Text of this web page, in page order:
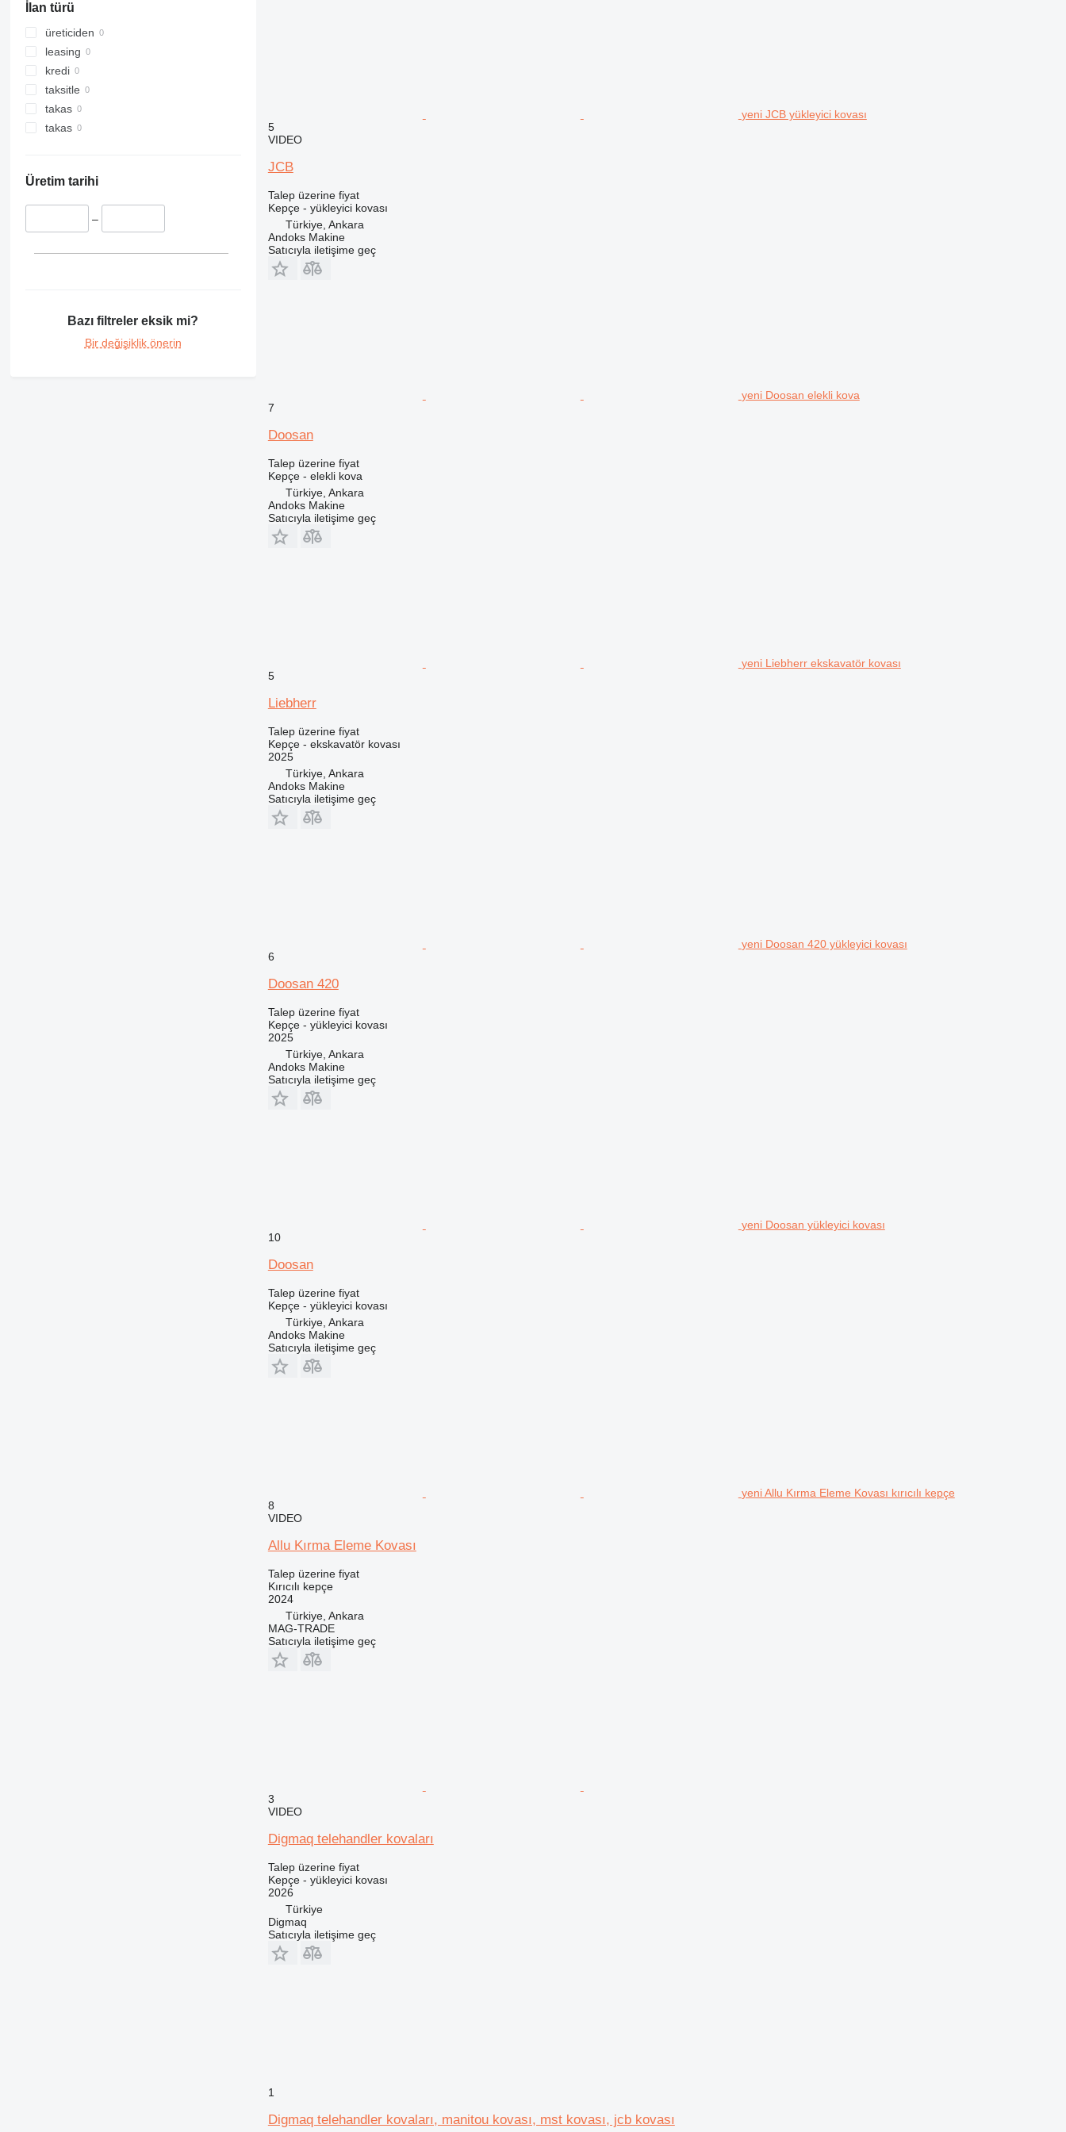
340
345
349
350
365
374
390
420
428
908
İlan türü
üreticiden
leasing
kredi
taksitle
takas
takas
Üretim tarihi
–
Bazı filtreler eksik mi?
Bir değişiklik önerin
yeni JCB yükleyici kovası
5
VIDEO
JCB
Talep üzerine fiyat
Kepçe - yükleyici kovası
Türkiye, Ankara
Andoks Makine
Satıcıyla iletişime geç
yeni Doosan elekli kova
7
Doosan
Talep üzerine fiyat
Kepçe - elekli kova
Türkiye, Ankara
Andoks Makine
Satıcıyla iletişime geç
yeni Liebherr ekskavatör kovası
5
Liebherr
Talep üzerine fiyat
Kepçe - ekskavatör kovası
2025
Türkiye, Ankara
Andoks Makine
Satıcıyla iletişime geç
yeni Doosan 420 yükleyici kovası
6
Doosan 420
Talep üzerine fiyat
Kepçe - yükleyici kovası
2025
Türkiye, Ankara
Andoks Makine
Satıcıyla iletişime geç
yeni Doosan yükleyici kovası
10
Doosan
Talep üzerine fiyat
Kepçe - yükleyici kovası
Türkiye, Ankara
Andoks Makine
Satıcıyla iletişime geç
yeni Allu Kırma Eleme Kovası kırıcılı kepçe
8
VIDEO
Allu Kırma Eleme Kovası
Talep üzerine fiyat
Kırıcılı kepçe
2024
Türkiye, Ankara
MAG-TRADE
Satıcıyla iletişime geç
3
VIDEO
Digmaq telehandler kovaları
Talep üzerine fiyat
Kepçe - yükleyici kovası
2026
Türkiye
Digmaq
Satıcıyla iletişime geç
1
Digmaq telehandler kovaları, manitou kovası, mst kovası, jcb kovası